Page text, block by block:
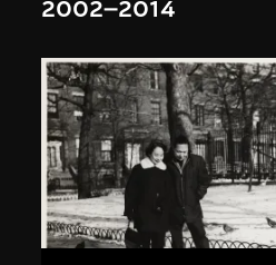
2002–2014